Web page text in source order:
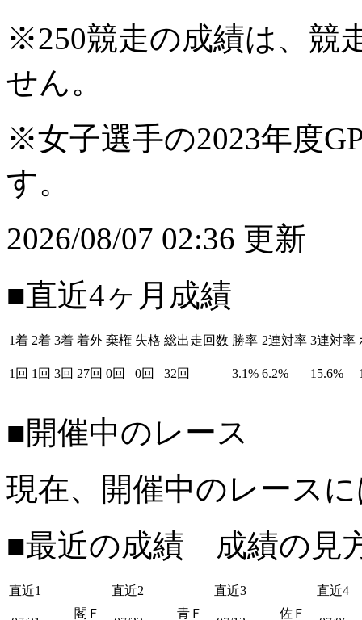
※250競走の成績は、競
せん。
※女子選手の2023年度
す。
2026/08/07 02:36 更新
■直近4ヶ月成績
1着 2着 3着 着外 棄権 失格 総出走回数 勝率 2連対率 3連対率
1回 1回 3回 27回 0回 0回 32回 3.1% 6.2% 15.6%
■開催中のレース
現在、開催中のレース
■最近の成績 成績の見
直近1 直近2 直近3 直近4
閣Ｆ 青Ｆ 佐Ｆ